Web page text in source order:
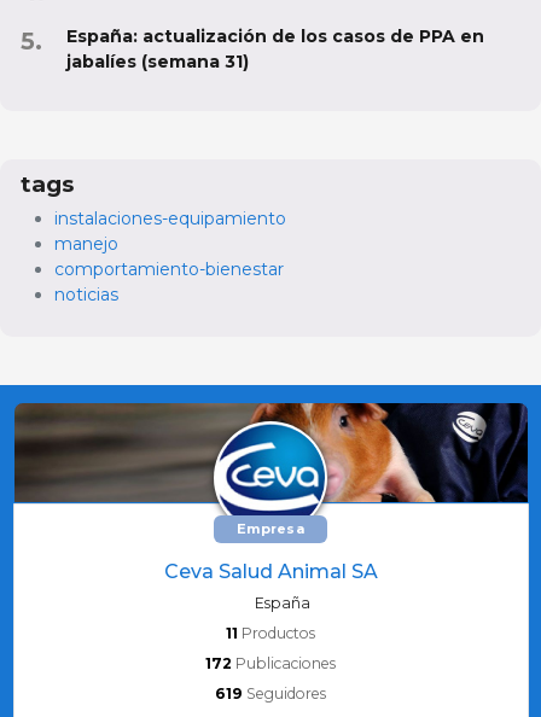
España: actualización de los casos de PPA en
jabalíes (semana 31)
tags
instalaciones-equipamiento
manejo
comportamiento-bienestar
noticias
Empresa
Ceva Salud Animal SA
España
11 Productos
172 Publicaciones
619 Seguidores